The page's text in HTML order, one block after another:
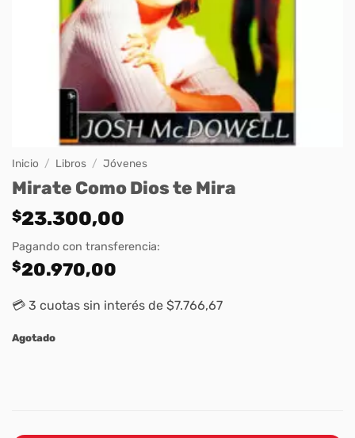
Inicio / Libros / Jóvenes
Mirate Como Dios te Mira
$23.300,00
Pagando con transferencia:
$20.970,00
💳 3 cuotas sin interés de $7.766,67
Agotado